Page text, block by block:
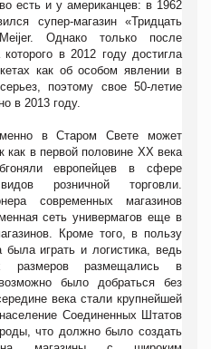
есть и у американцев: в 1962
супер-магазин «Тридцать
Однако только после
в 2012 году достигла
как об особом явлении в
поэтому свое 50-летие
в 2013 году.
в Старом Свете может
как в первой половине XX века
европейцев в сфере
розничной торговли.
современных магазинов
сеть универмагов еще в
Кроме того, в пользу
играть и логистика, ведь
размеров размещались в
было добраться без
века стали крупнейшей
Соединенных Штатов
что должно было создать